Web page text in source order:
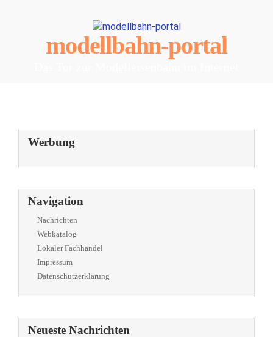
modellbahn-portal
Werbung
Navigation
Nachrichten
Webkatalog
Lokaler Fachhandel
Impressum
Datenschutzerklärung
Neueste Nachrichten